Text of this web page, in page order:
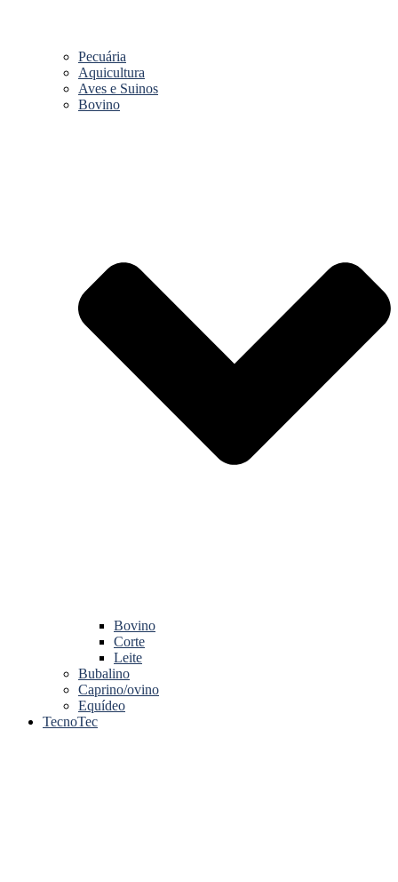
Pecuária
Aquicultura
Aves e Suinos
Bovino
Bovino
Corte
Leite
Bubalino
Caprino/ovino
Equídeo
TecnoTec